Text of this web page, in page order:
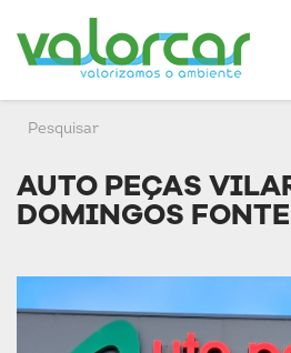
AUTO PEÇAS
DOMINGOS